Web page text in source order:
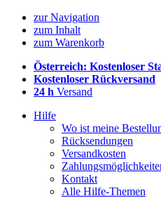
zur Navigation
zum Inhalt
zum Warenkorb
Österreich: Kostenloser
Kostenloser Rückversand
24 h Versand
Hilfe
Wo ist meine
Rücksendungen
Versandkosten
Kontakt
Alle Hilfe-Themen